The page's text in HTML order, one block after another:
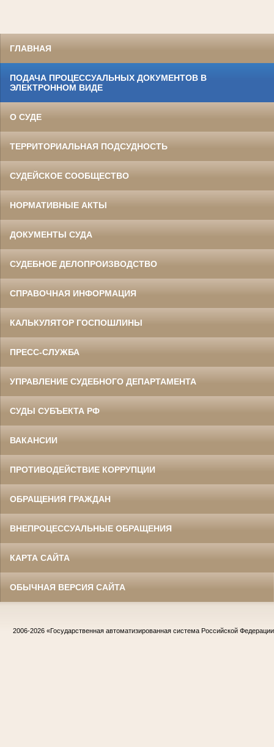
ГЛАВНАЯ
ПОДАЧА ПРОЦЕССУАЛЬНЫХ ДОКУМЕНТОВ В
ЭЛЕКТРОННОМ ВИДЕ
О СУДЕ
ТЕРРИТОРИАЛЬНАЯ ПОДСУДНОСТЬ
СУДЕЙСКОЕ СООБЩЕСТВО
НОРМАТИВНЫЕ АКТЫ
ДОКУМЕНТЫ СУДА
СУДЕБНОЕ ДЕЛОПРОИЗВОДСТВО
СПРАВОЧНАЯ ИНФОРМАЦИЯ
КАЛЬКУЛЯТОР ГОСПОШЛИНЫ
ПРЕСС-СЛУЖБА
УПРАВЛЕНИЕ СУДЕБНОГО ДЕПАРТАМЕНТА
СУДЫ СУБЪЕКТА РФ
ВАКАНСИИ
ПРОТИВОДЕЙСТВИЕ КОРРУПЦИИ
ОБРАЩЕНИЯ ГРАЖДАН
ВНЕПРОЦЕССУАЛЬНЫЕ ОБРАЩЕНИЯ
КАРТА САЙТА
ОБЫЧНАЯ ВЕРСИЯ САЙТА
2006-2026 «Государственная автоматизированная система Российской